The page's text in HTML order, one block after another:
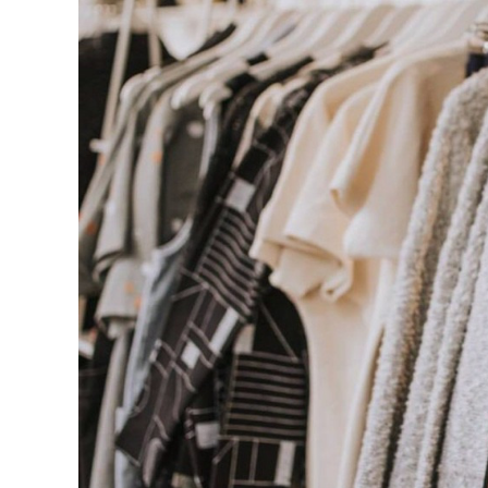
126-гийн НЭГ
Ертөнц
Нийгэм
Техник технологи
Шинжлэх ухаан
Сонин хачин
Дэлхийн монгол
Спорт
Сагсан бөмбөг
Хөлбөмбөг
Олимпын төрөл
Тулааны спорт
Олимпын бус